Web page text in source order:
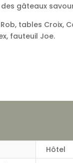
gâteaux
tables Croix,
fauteuil Joe.
Hôtel